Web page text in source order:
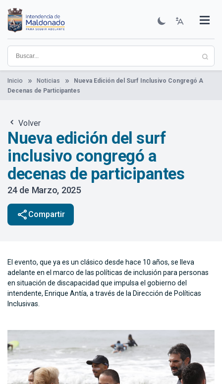
contenido
principal
Institucional
Municipios
Descubre Maldonado
Comunicación
Servicios
Guía De Trámites
Ver Noticias
Inicio Noticias
Nueva Edición del Surf Inclusivo Congregó A
Decenas de Participantes
Volver
Nueva edición del surf
inclusivo congregó a
decenas de participantes
24 de Marzo, 2025
share Compartir
El evento, que ya es un clásico desde hace 10 años, se lleva
adelante en el marco de las políticas de inclusión para personas
en situación de discapacidad que impulsa el gobierno del
intendente, Enrique Antía, a través de la Dirección de Políticas
Inclusivas.